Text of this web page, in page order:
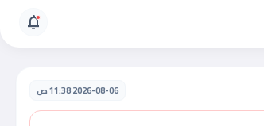
notifications
2026-08-06 11:38 ص